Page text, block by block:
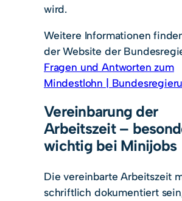
wird.
Weitere Informationen
der Website der
Fragen und Antworten zum
Mindestlohn |
Vereinbarung der
Arbeitszeit –
wichtig bei Minijobs
Die vereinbarte Arbeitszeit
schriftlich dokumentiert